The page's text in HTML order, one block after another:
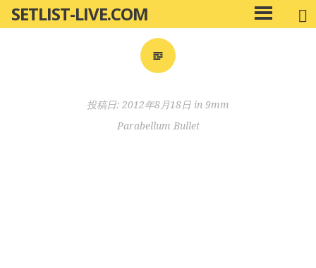
ン
SETLIST-LIVE.COM
メ
イ
投稿日: 2012年8月18日 in 9mm
Parabellum Bullet